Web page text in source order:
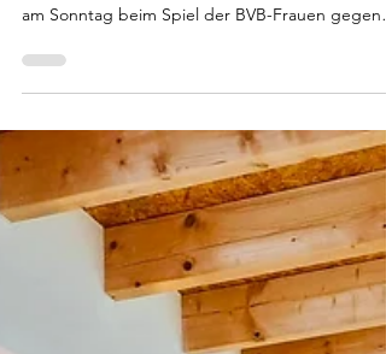
Ein ganz besonderes Highlight für unseren
am Sonntag beim Spiel der BVB-Frauen gegen
Fortuna Köln als Einlaufkinder und Ballkinder im
Spielfeld! ⚽✨ Schon vor dem Anpfiff war die
Aufregung groß – Trikots saßen, Schuhe
die Kids konnten es kaum erwarten, endlich mit
den Spielerinnen einzulaufen. Als es dann soweit
war, war die Stimmung einfach nur Gänsehaut
pur! 🙌 Stimmen der